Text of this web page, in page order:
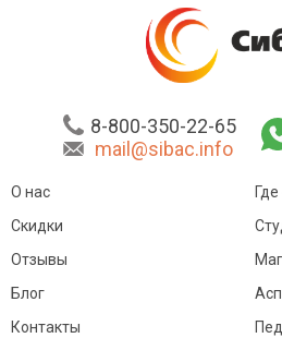
8-800-350-22-65
mail@sibac.info
О нас
Скидки
Отзывы
Блог
Контакты